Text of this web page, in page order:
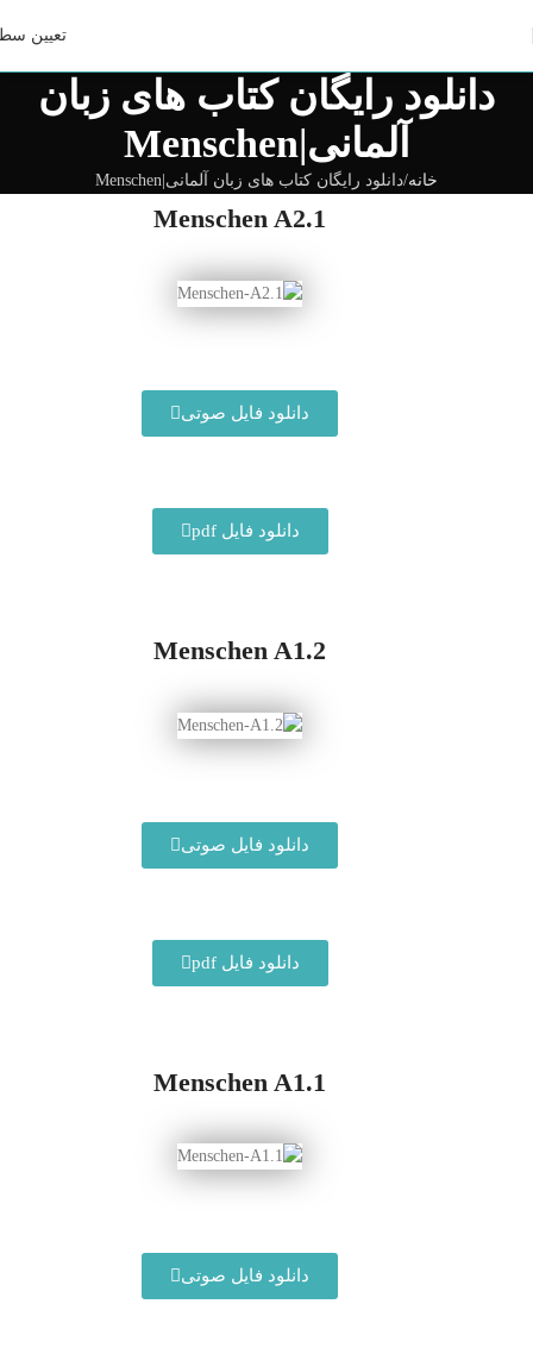
تعیین
دانلود رایگان کتاب های زبان
آلمانی|Menschen
خانه دانلود رایگان کتاب های زبان آلمانی|Menschen
Menschen A2.1
دانلود فایل صوتی
دانلود فایل pdf
Menschen A1.2
دانلود فایل صوتی
دانلود فایل pdf
Menschen A1.1
دانلود فایل صوتی